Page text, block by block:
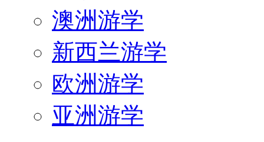
澳洲游学
新西兰游学
欧洲游学
亚洲游学